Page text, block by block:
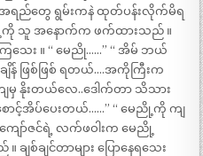
အရည်တွေ ရွမ်းကနဲ ထုတ်ပန်းလိုက်မိရ
ကို သူ အနောက်က ဖက်ထားသည် ။
သေး ။ “ မေညို……” “ အိမ် ဘယ်
ျိန် ဖြစ်ဖြစ် ရတယ်….အကိုကြီးက
မှ နိုးတယ်လေ..ဒေါက်တာ သိသား
ာင့်အိပ်ပေးတယ်……” “ မေညို့ကို ကျ
ကျော်ဇင်ရဲ့ လက်ဖဝါးက မေညို့
ချင်တာများ ပြောနေရသေး